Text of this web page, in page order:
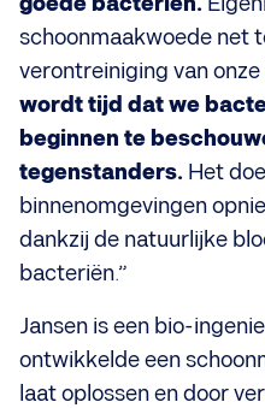
schoonmaakwoede net
verontreiniging van
wordt tijd dat we
beginnen te
tegenstanders. Het
binnenomgevingen
dankzij de natuurlijke
bacteriën.”
Jansen is een bio-
ontwikkelde een
laat oplossen en door